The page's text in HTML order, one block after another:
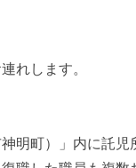
れします。
明町）」内に託児